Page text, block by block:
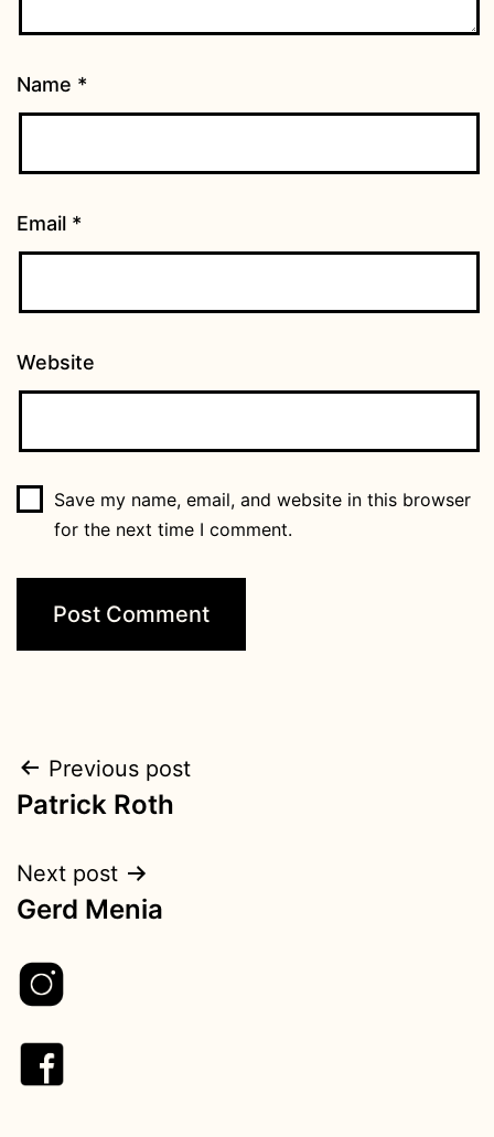
Name *
Email *
Website
Save my name, email, and website in this browser
for the next time I comment.
Previous post
Patrick Roth
Next post
Gerd Menia